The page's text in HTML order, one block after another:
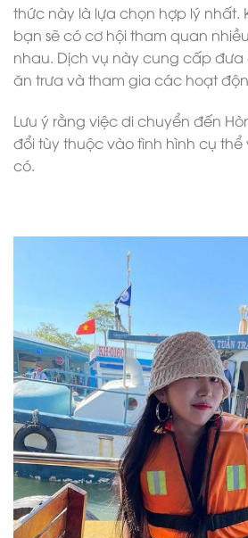
thức này là lựa chọn hợp lý nhất.
bạn sẽ có cơ hội tham quan
nhau. Dịch vụ này cung cấp đưa
ăn trưa và tham gia các hoạt
Lưu ý rằng việc di chuyển đến
đổi tùy thuộc vào tình hình cụ
có.